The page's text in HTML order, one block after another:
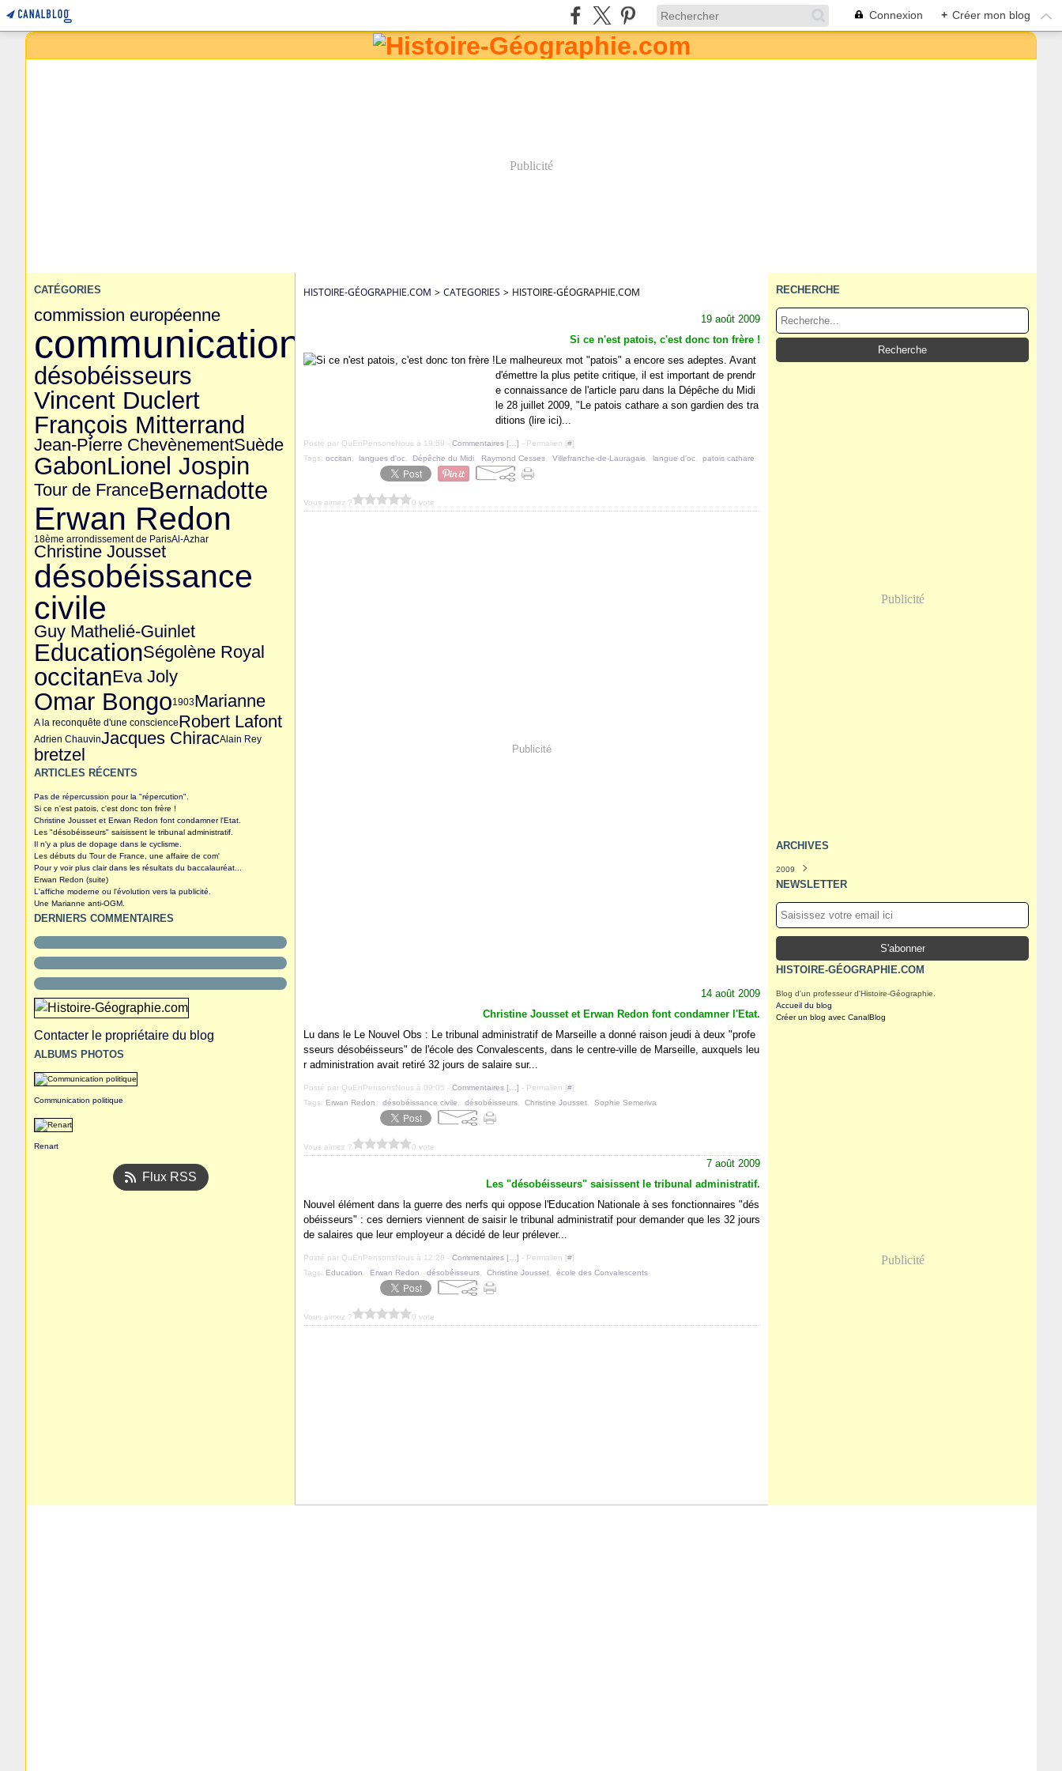
Connexion + Créer mon blog
Publicité
CATÉGORIES
commission européenne
communication
désobéisseurs
Vincent Duclert
François Mitterrand
Jean-Pierre ChevènementSuède
GabonLionel Jospin
Tour de FranceBernadotte
Erwan Redon
18ème arrondissement de ParisAl-Azhar
Christine Jousset
désobéissance
civile
Guy Mathelié-Guinlet
EducationSégolène Royal
occitanEva Joly
Omar Bongo1903Marianne
A la reconquête d'une conscienceRobert Lafont
Adrien ChauvinJacques ChiracAlain Rey
bretzel
ARTICLES RÉCENTS
Pas de répercussion pour la "répercution".
Si ce n'est patois, c'est donc ton frère !
Christine Jousset et Erwan Redon font condamner l'Etat.
Les "désobéisseurs" saisissent le tribunal administratif.
Il n'y a plus de dopage dans le cyclisme.
Les débuts du Tour de France, une affaire de com'
Pour y voir plus clair dans les résultats du baccalauréat...
Erwan Redon (suite)
L'affiche moderne ou l'évolution vers la publicité.
Une Marianne anti-OGM.
DERNIERS COMMENTAIRES
Contacter le propriétaire du blog
ALBUMS PHOTOS
Communication politique
Renart
Flux RSS
HISTOIRE-GÉOGRAPHIE.COM > CATEGORIES > HISTOIRE-GÉOGRAPHIE.COM
19 août 2009
Si ce n'est patois, c'est donc ton frère !
Le malheureux mot "patois" a encore ses adeptes. Avant
d'émettre la plus petite critique, il est important de prendr
e connaissance de l'article paru dans la Dépêche du Midi
le 28 juillet 2009, "Le patois cathare a son gardien des tra
ditions (lire ici)...
Posté par QuEnPensonsNous à 19:59 - Commentaires [ ] - Permalien [#]
Tags: occitan langues d'oc Dépêche du Midi Raymond Cesses Villefranche-de-Lauragais langue d'oc patois cathare
Vous aimez ? 0 vote
Publicité
14 août 2009
Christine Jousset et Erwan Redon font condamner l'Etat.
Lu dans le Le Nouvel Obs : Le tribunal administratif de Marseille a donné raison jeudi à deux "profe
sseurs désobéisseurs" de l'école des Convalescents, dans le centre-ville de Marseille, auxquels leu
r administration avait retiré 32 jours de salaire sur...
Posté par QuEnPensonsNous à 09:05 - Commentaires [ ] - Permalien [#]
Tags: Erwan Redon désobéissance civile désobéisseurs Christine Jousset Sophie Semeriva
Vous aimez ? 0 vote
7 août 2009
Les "désobéisseurs" saisissent le tribunal administratif.
Nouvel élément dans la guerre des nerfs qui oppose l'Education Nationale à ses fonctionnaires "dés
obéisseurs" : ces derniers viennent de saisir le tribunal administratif pour demander que les 32 jours
de salaires que leur employeur a décidé de leur prélever...
Posté par QuEnPensonsNous à 12:28 - Commentaires [ ] - Permalien [#]
Tags: Education Erwan Redon désobéisseurs Christine Jousset école des Convalescents
Vous aimez ? 0 vote
RECHERCHE
Publicité
ARCHIVES
2009
Septembre(1)
Juillet(5)
Juin(19)
Mai(9)
NEWSLETTER
HISTOIRE-GÉOGRAPHIE.COM
Blog d'un professeur d'Histoire-Géographie.
Accueil du blog
Créer un blog avec CanalBlog
Publicité